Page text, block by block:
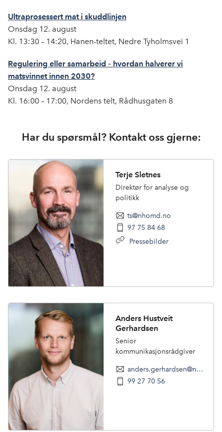
Ultraprosessert mat i skuddlinjen
Onsdag 12. august
Kl. 13:30 – 14:20, Hanen-teltet, Nedre Tyholmsvei 1
Regulering eller samarbeid – hvordan halverer vi
matsvinnet innen 2030?
Onsdag 12. august
Kl. 16:00 – 17:00, Nordens telt, Rådhusgaten 8
Har du spørsmål? Kontakt oss gjerne:
Terje Sletnes
Direktør for analyse og
politikk
ts@nhomd.no
97 75 84 68
Pressebilder
Anders Hustveit
Gerhardsen
Senior
kommunikasjonsrådgiver
anders.gerhardsen@nhomd.no
99 27 70 56